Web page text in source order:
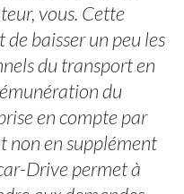
vous. Cette
baisser un peu les
du transport en
du
en compte par
non en supplément
Drive permet à